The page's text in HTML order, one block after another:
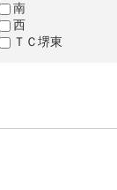
南
西
ＴＣ堺東